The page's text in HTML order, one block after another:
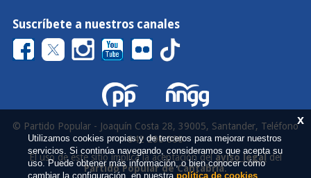
Suscríbete a nuestros canales
© Partido Popular - Joaquín Costa 28, 39005, Santander, Teléfono
942 290 000
El uso de este sitio implica la aceptación delaviso legaldel
Partido Popular de Cantabria.
x
Utilizamos cookies propias y de terceros para mejorar nuestros
servicios. Si continúa navegando, consideramos que acepta su
uso. Puede obtener más información, o bien conocer cómo
cambiar la configuración, en nuestra política de cookies